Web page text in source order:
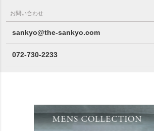
お問い合わせ
sankyo@the-sankyo.com
072-730-2233